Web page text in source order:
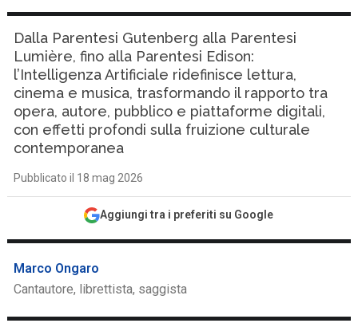
Dalla Parentesi Gutenberg alla Parentesi
Lumière, fino alla Parentesi Edison:
l’Intelligenza Artificiale ridefinisce lettura,
cinema e musica, trasformando il rapporto tra
opera, autore, pubblico e piattaforme digitali,
con effetti profondi sulla fruizione culturale
contemporanea
Pubblicato il 18 mag 2026
Aggiungi tra i preferiti su Google
Marco Ongaro
Cantautore, librettista, saggista